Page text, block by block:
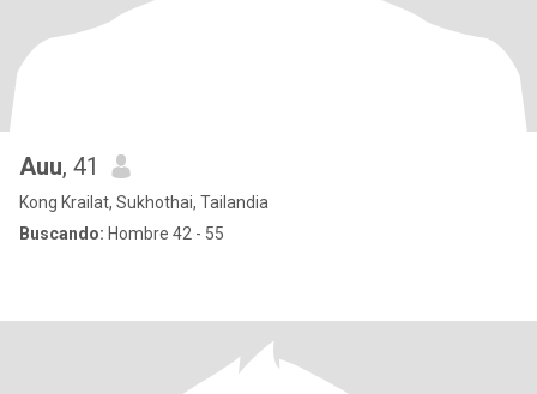
Auu, 41
Kong Krailat, Sukhothai, Tailandia
Buscando: Hombre 42 - 55